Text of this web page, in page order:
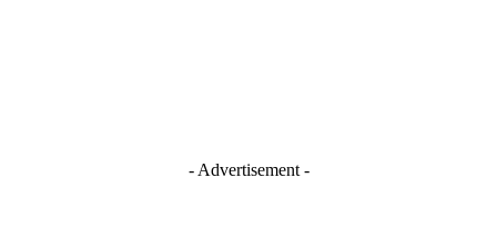
- Advertisement -